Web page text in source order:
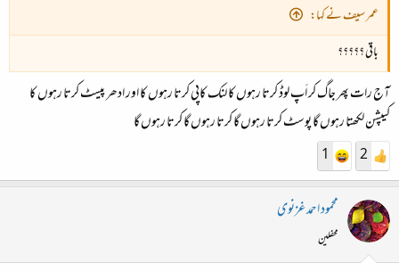
عمر سیف نے کہا:
باقی ؟؟؟؟؟
آج رات پھر جاگ کر اَپ لوڈ کرتا رہوں کا لنک کاپی کرتا رہوں کا اور ادھر پیسٹ کرتا رہوں کا
کیپشن لکھتا رہوں گا پوسٹ کرتا رہوں گا کرتا رہوں گا کرتا رہوں گا
2
1
محمود احمد غزنوی
محفلین